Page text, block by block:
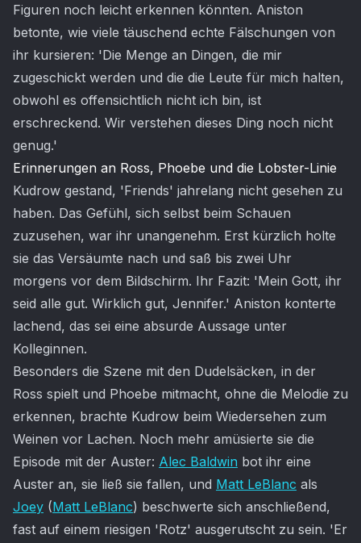
Figuren noch leicht erkennen könnten. Aniston
betonte, wie viele täuschend echte Fälschungen von
ihr kursieren: 'Die Menge an Dingen, die mir
zugeschickt werden und die die Leute für mich halten,
obwohl es offensichtlich nicht ich bin, ist
erschreckend. Wir verstehen dieses Ding noch nicht
genug.'
Erinnerungen an Ross, Phoebe und die Lobster-Linie
Kudrow gestand, 'Friends' jahrelang nicht gesehen zu
haben. Das Gefühl, sich selbst beim Schauen
zuzusehen, war ihr unangenehm. Erst kürzlich holte
sie das Versäumte nach und saß bis zwei Uhr
morgens vor dem Bildschirm. Ihr Fazit: 'Mein Gott, ihr
seid alle gut. Wirklich gut, Jennifer.' Aniston konterte
lachend, das sei eine absurde Aussage unter
Kolleginnen.
Besonders die Szene mit den Dudelsäcken, in der
Ross spielt und Phoebe mitmacht, ohne die Melodie zu
erkennen, brachte Kudrow beim Wiedersehen zum
Weinen vor Lachen. Noch mehr amüsierte sie die
Episode mit der Auster: Alec Baldwin bot ihr eine
Auster an, sie ließ sie fallen, und Matt LeBlanc als
Joey (Matt LeBlanc) beschwerte sich anschließend,
fast auf einem riesigen 'Rotz' ausgerutscht zu sein. 'Er